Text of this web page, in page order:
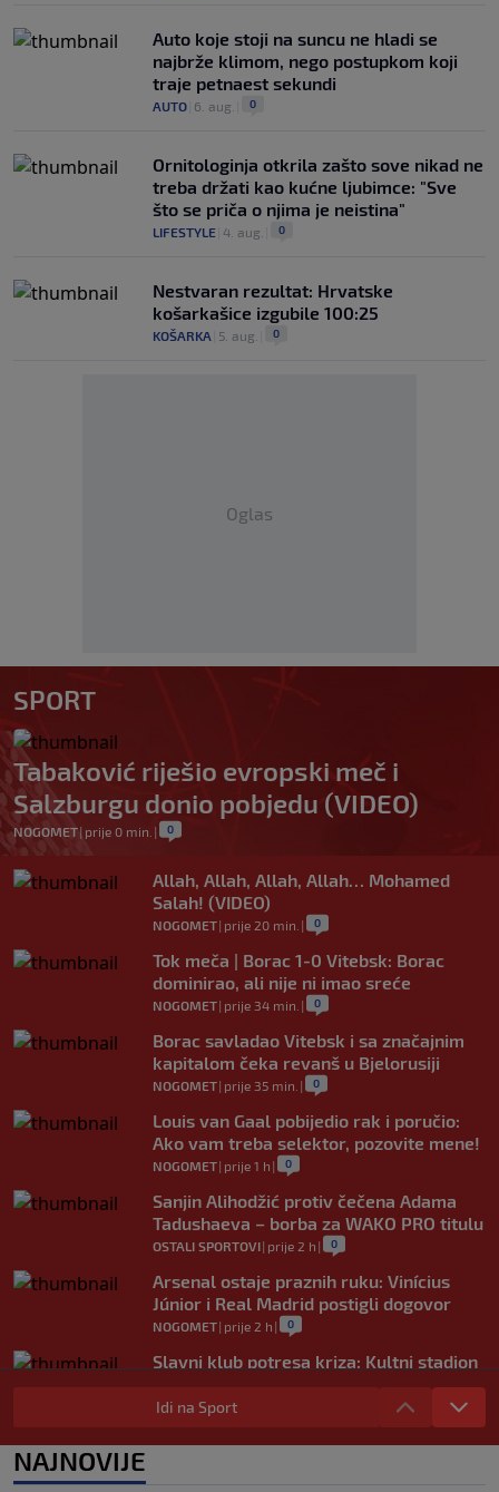
Auto koje stoji na suncu ne hladi se
najbrže klimom, nego postupkom koji
traje petnaest sekundi
AUTO 6. aug. 0
Ornitologinja otkrila zašto sove nikad ne
treba držati kao kućne ljubimce: "Sve
što se priča o njima je neistina"
LIFESTYLE 4. aug. 0
Nestvaran rezultat: Hrvatske
košarkašice izgubile 100:25
KOŠARKA 5. aug. 0
Oglas
SPORT
Tabaković riješio evropski meč i
Salzburgu donio pobjedu (VIDEO)
NOGOMET| prije 0 min. | 0
Allah, Allah, Allah, Allah… Mohamed
Salah! (VIDEO)
NOGOMET| prije 20 min. | 0
Tok meča | Borac 1-0 Vitebsk: Borac
dominirao, ali nije ni imao sreće
NOGOMET| prije 34 min. | 0
Borac savladao Vitebsk i sa značajnim
kapitalom čeka revanš u Bjelorusiji
NOGOMET| prije 35 min. | 0
Louis van Gaal pobijedio rak i poručio:
Ako vam treba selektor, pozovite mene!
NOGOMET| prije 1 h | 0
Sanjin Alihodžić protiv čečena Adama
Tadushaeva – borba za WAKO PRO titulu
OSTALI SPORTOVI| prije 2 h | 0
Arsenal ostaje praznih ruku: Vinícius
Júnior i Real Madrid postigli dogovor
NOGOMET| prije 2 h | 0
Slavni klub potresa kriza: Kultni stadion
u Italiji bit će prazan na početku sezone,
navijači objavili rat upravi
Idi na Sport
NAJNOVIJE